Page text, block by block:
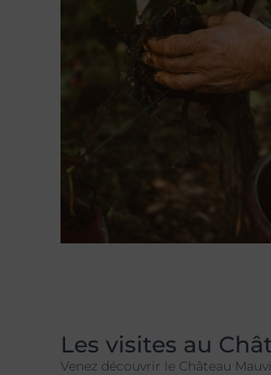
Les visites au
Venez découvrir le Château